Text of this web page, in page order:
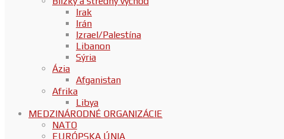
Irak
Irán
Izrael/Palestína
Libanon
Sýria
Ázia
Afganistan
Afrika
Libya
MEDZINÁRODNÉ ORGANIZÁCIE
NATO
EURÓPSKA ÚNIA